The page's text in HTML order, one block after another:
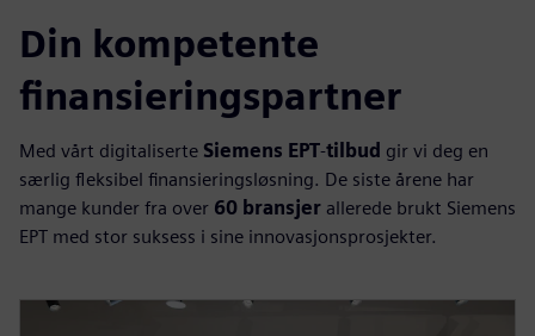
Din kompetente
finansieringspartner
Med vårt digitaliserte Siemens EPT‑tilbud gir vi deg en
særlig fleksibel finansieringsløsning. De siste årene har
mange kunder fra over 60 bransjer allerede brukt Siemens
EPT med stor suksess i sine innovasjonsprosjekter.